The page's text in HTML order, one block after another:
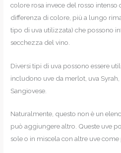
colore rosa invece del rosso intenso
differenza di colore, più a lungo
tipo di uva utilizzata) che possono
secchezza del vino.
Diversi tipi di uva possono essere
includono uve da merlot, uva
Sangiovese.
Naturalmente, questo non è un
può aggiungere altro. Queste uve
sole o in miscela con altre uve come